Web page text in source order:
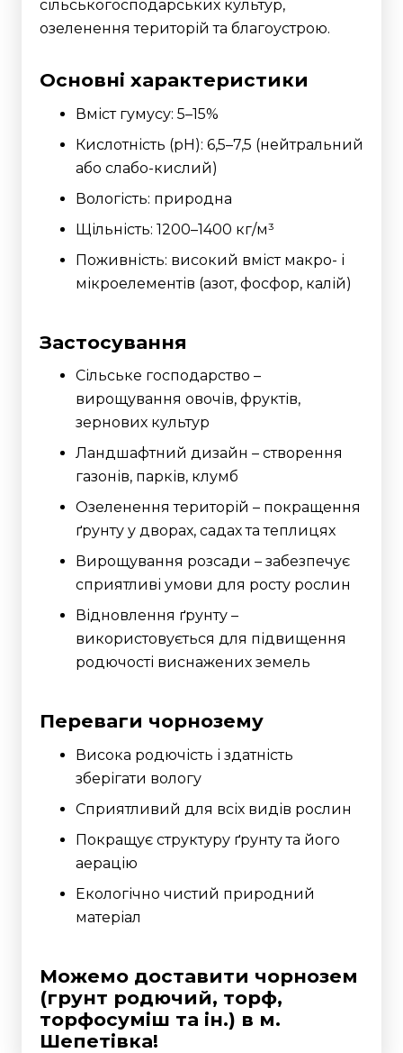
сільськогосподарських культур,
озеленення територій та благоустрою.
Основні характеристики
Вміст гумусу: 5–15%
Кислотність (pH): 6,5–7,5 (нейтральний
або слабо-кислий)
Вологість: природна
Щільність: 1200–1400 кг/м³
Поживність: високий вміст макро- і
мікроелементів (азот, фосфор, калій)
Застосування
Сільське господарство –
вирощування овочів, фруктів,
зернових культур
Ландшафтний дизайн – створення
газонів, парків, клумб
Озеленення територій – покращення
ґрунту у дворах, садах та теплицях
Вирощування розсади – забезпечує
сприятливі умови для росту рослин
Відновлення ґрунту –
використовується для підвищення
родючості виснажених земель
Переваги чорнозему
Висока родючість і здатність
зберігати вологу
Сприятливий для всіх видів рослин
Покращує структуру ґрунту та його
аерацію
Екологічно чистий природний
матеріал
Можемо доставити чорнозем
(грунт родючий, торф,
торфосуміш та ін.) в м.
Шепетівка!